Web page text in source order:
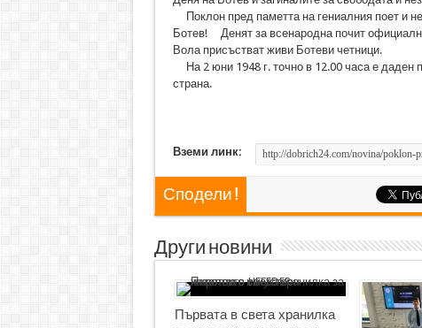
Поклон пред паметта на гениалния поет и
Ботев! Денят за всенародна почит
Вола присъстват живи Ботеви четници.
На 2 юни 1948 г. точно в 12.00 часа е даден
страна.
Вземи линк:
Сподели !
Други новини
Първата в света хранилка